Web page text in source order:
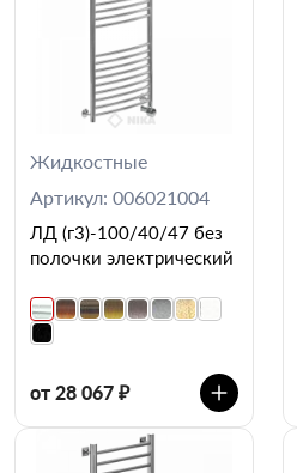
Жидкостные
Артикул: 006021004
ЛД (г3)-100/40/47 без
полочки электрический
от 28 067 ₽